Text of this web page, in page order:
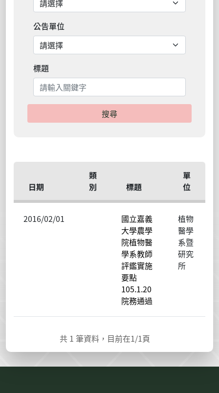
公告單位
標題
搜尋
日期
類
別
標題
單
位
2016/02/01
國立嘉義
大學農學
院植物醫
學系教師
評鑑實施
要點
105.1.20
院務通過
植物
醫學
系暨
研究
所
共 1 筆資料，目前在1/1頁